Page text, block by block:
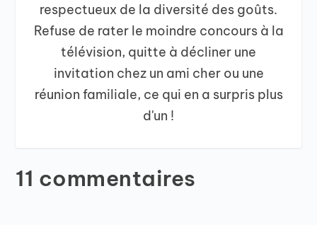
respectueux de la diversité des goûts.
Refuse de rater le moindre concours à la
télévision, quitte à décliner une
invitation chez un ami cher ou une
réunion familiale, ce qui en a surpris plus
d'un !
11 commentaires